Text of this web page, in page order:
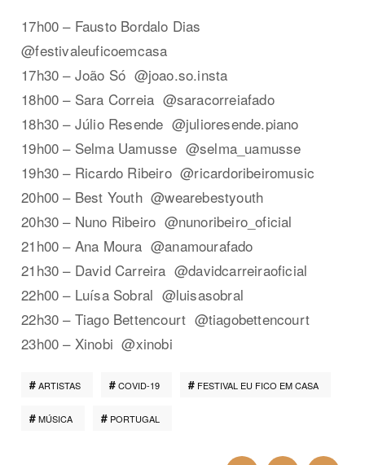
17h00 – Fausto Bordalo Dias
@festivaleuficoemcasa
17h30 – João Só @joao.so.insta
18h00 – Sara Correia @saracorreiafado
18h30 – Júlio Resende @julioresende.piano
19h00 – Selma Uamusse @selma_uamusse
19h30 – Ricardo Ribeiro @ricardoribeiromusic
20h00 – Best Youth @wearebestyouth
20h30 – Nuno Ribeiro @nunoribeiro_oficial
21h00 – Ana Moura @anamourafado
21h30 – David Carreira @davidcarreiraoficial
22h00 – Luísa Sobral @luisasobral
22h30 – Tiago Bettencourt @tiagobettencourt
23h00 – Xinobi @xinobi
ARTISTAS COVID-19 FESTIVAL EU FICO EM CASA
MÚSICA PORTUGAL